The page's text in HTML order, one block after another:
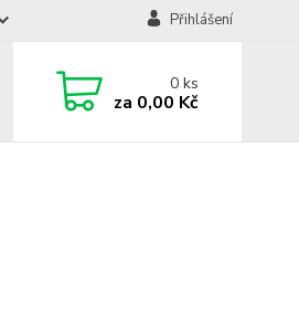
Přihlášení
0ks
za 0,00 Kč